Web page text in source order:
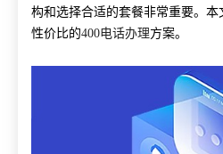
构和选择合适的套餐非常重要。
性价比的400电话办理方案。